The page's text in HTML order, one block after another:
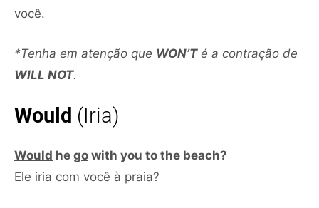
você.
*Tenha em atenção que WON’Té a contração de
WILL NOT.
Would (Iria)
Would he go with you to the beach?
Ele iria com você à praia?